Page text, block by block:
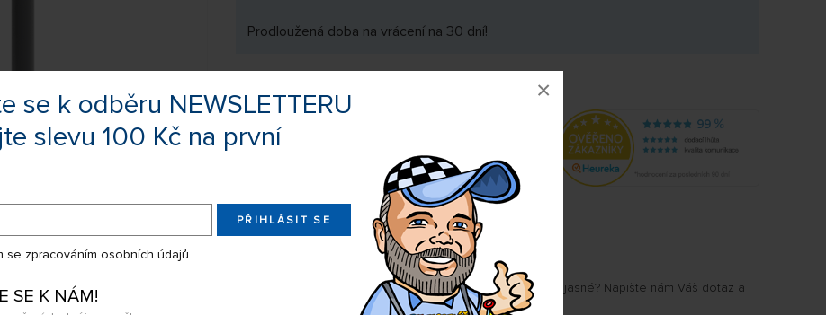
se k odběru NEWSLETTERU
slevu 100 Kč na první
PŘIHLÁSIT SE
se zpracováním osobních údajů
SE K NÁM!
×
Prodloužená doba na vrácení na 30 dní!
Výrobce:
Kód zboží:
0680306443758
Sdílejte produkt na:
Nevíte si rady s výběrem? Nejsou Vám některé parametry jasné? Napište nám Váš dotaz a
my Vás s odpovědí kontaktujeme.